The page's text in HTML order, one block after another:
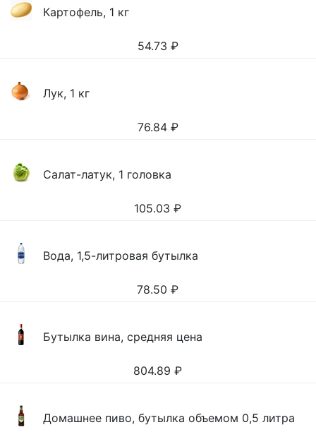
Картофель, 1 кг
54.73 ₽
Лук, 1 кг
76.84 ₽
Салат-латук, 1 головка
105.03 ₽
Вода, 1,5-литровая бутылка
78.50 ₽
Бутылка вина, средняя цена
804.89 ₽
Домашнее пиво, бутылка объемом 0,5 литра